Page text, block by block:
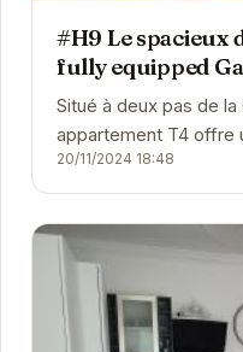
#H9 Le spacieux
fully equipped
Situé à deux pas de
appartement T4 offre
lumineux pour votre
20/11/2024 18:48